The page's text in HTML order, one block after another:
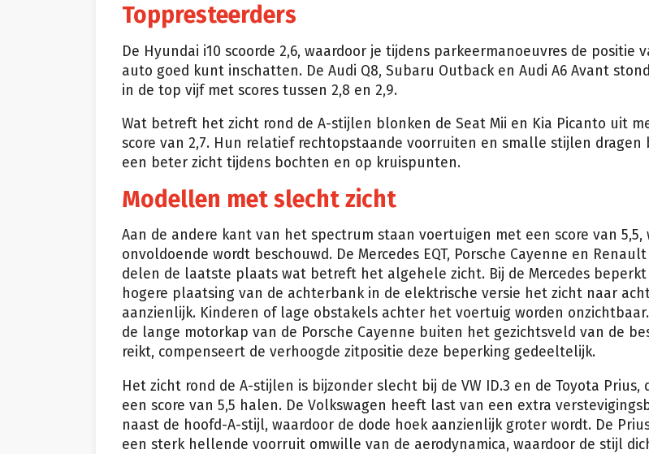
Toppresteerders
De Hyundai i10 scoorde 2,6, waardoor je tijdens parkeermanoeuvres de positie
auto goed kunt inschatten. De Audi Q8, Subaru Outback en Audi A6 Avant
in de top vijf met scores tussen 2,8 en 2,9.
Wat betreft het zicht rond de A-stijlen blonken de Seat Mii en Kia Picanto uit
score van 2,7. Hun relatief rechtopstaande voorruiten en smalle stijlen dragen
een beter zicht tijdens bochten en op kruispunten.
Modellen met slecht zicht
Aan de andere kant van het spectrum staan voertuigen met een score van 5,5,
onvoldoende wordt beschouwd. De Mercedes EQT, Porsche Cayenne en
delen de laatste plaats wat betreft het algehele zicht. Bij de Mercedes beperkt
hogere plaatsing van de achterbank in de elektrische versie het zicht naar
aanzienlijk. Kinderen of lage obstakels achter het voertuig worden
de lange motorkap van de Porsche Cayenne buiten het gezichtsveld van de
reikt, compenseert de verhoogde zitpositie deze beperking gedeeltelijk.
Het zicht rond de A-stijlen is bijzonder slecht bij de VW ID.3 en de Toyota Prius,
een score van 5,5 halen. De Volkswagen heeft last van een extra
naast de hoofd-A-stijl, waardoor de dode hoek aanzienlijk groter wordt. De
een sterk hellende voorruit omwille van de aerodynamica, waardoor de stijl